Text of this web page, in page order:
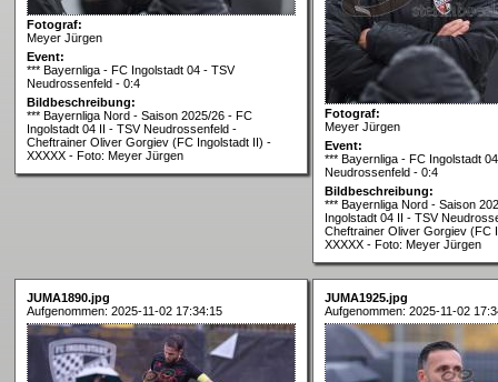
Fotograf:
Meyer Jürgen
Event:
*** Bayernliga - FC Ingolstadt 04 - TSV
Neudrossenfeld - 0:4
Bildbeschreibung:
*** Bayernliga Nord - Saison 2025/26 - FC
Ingolstadt 04 II - TSV Neudrossenfeld -
Cheftrainer Oliver Gorgiev (FC Ingolstadt II) -
XXXXX - Foto: Meyer Jürgen
Fotograf:
Meyer Jürgen
Event:
*** Bayernliga - FC Ingolstadt
Neudrossenfeld - 0:4
Bildbeschreibung:
*** Bayernliga Nord - Saison
Ingolstadt 04 II - TSV
Cheftrainer Oliver Gorgiev (FC
XXXXX - Foto: Meyer Jürgen
JUMA1890.jpg
Aufgenommen: 2025-11-02 17:34:15
JUMA1925.jpg
Aufgenommen: 2025-11-02